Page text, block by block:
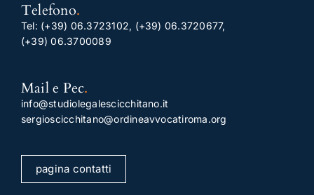
Telefono.
Tel: (+39) 06.3723102, (+39) 06.3720677,
(+39) 06.3700089
Mail e Pec.
info@studiolegalescicchitano.it
sergioscicchitano@ordineavvocatiroma.org
pagina contatti